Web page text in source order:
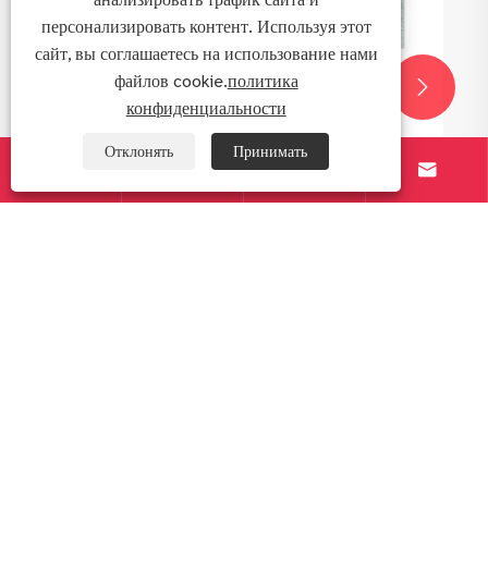

 
персонализировать контент. Используя этот
сайт, вы соглашаетесь на использование нами
файлов cookie.политика
конфиденциальности
Отклонять Принимать